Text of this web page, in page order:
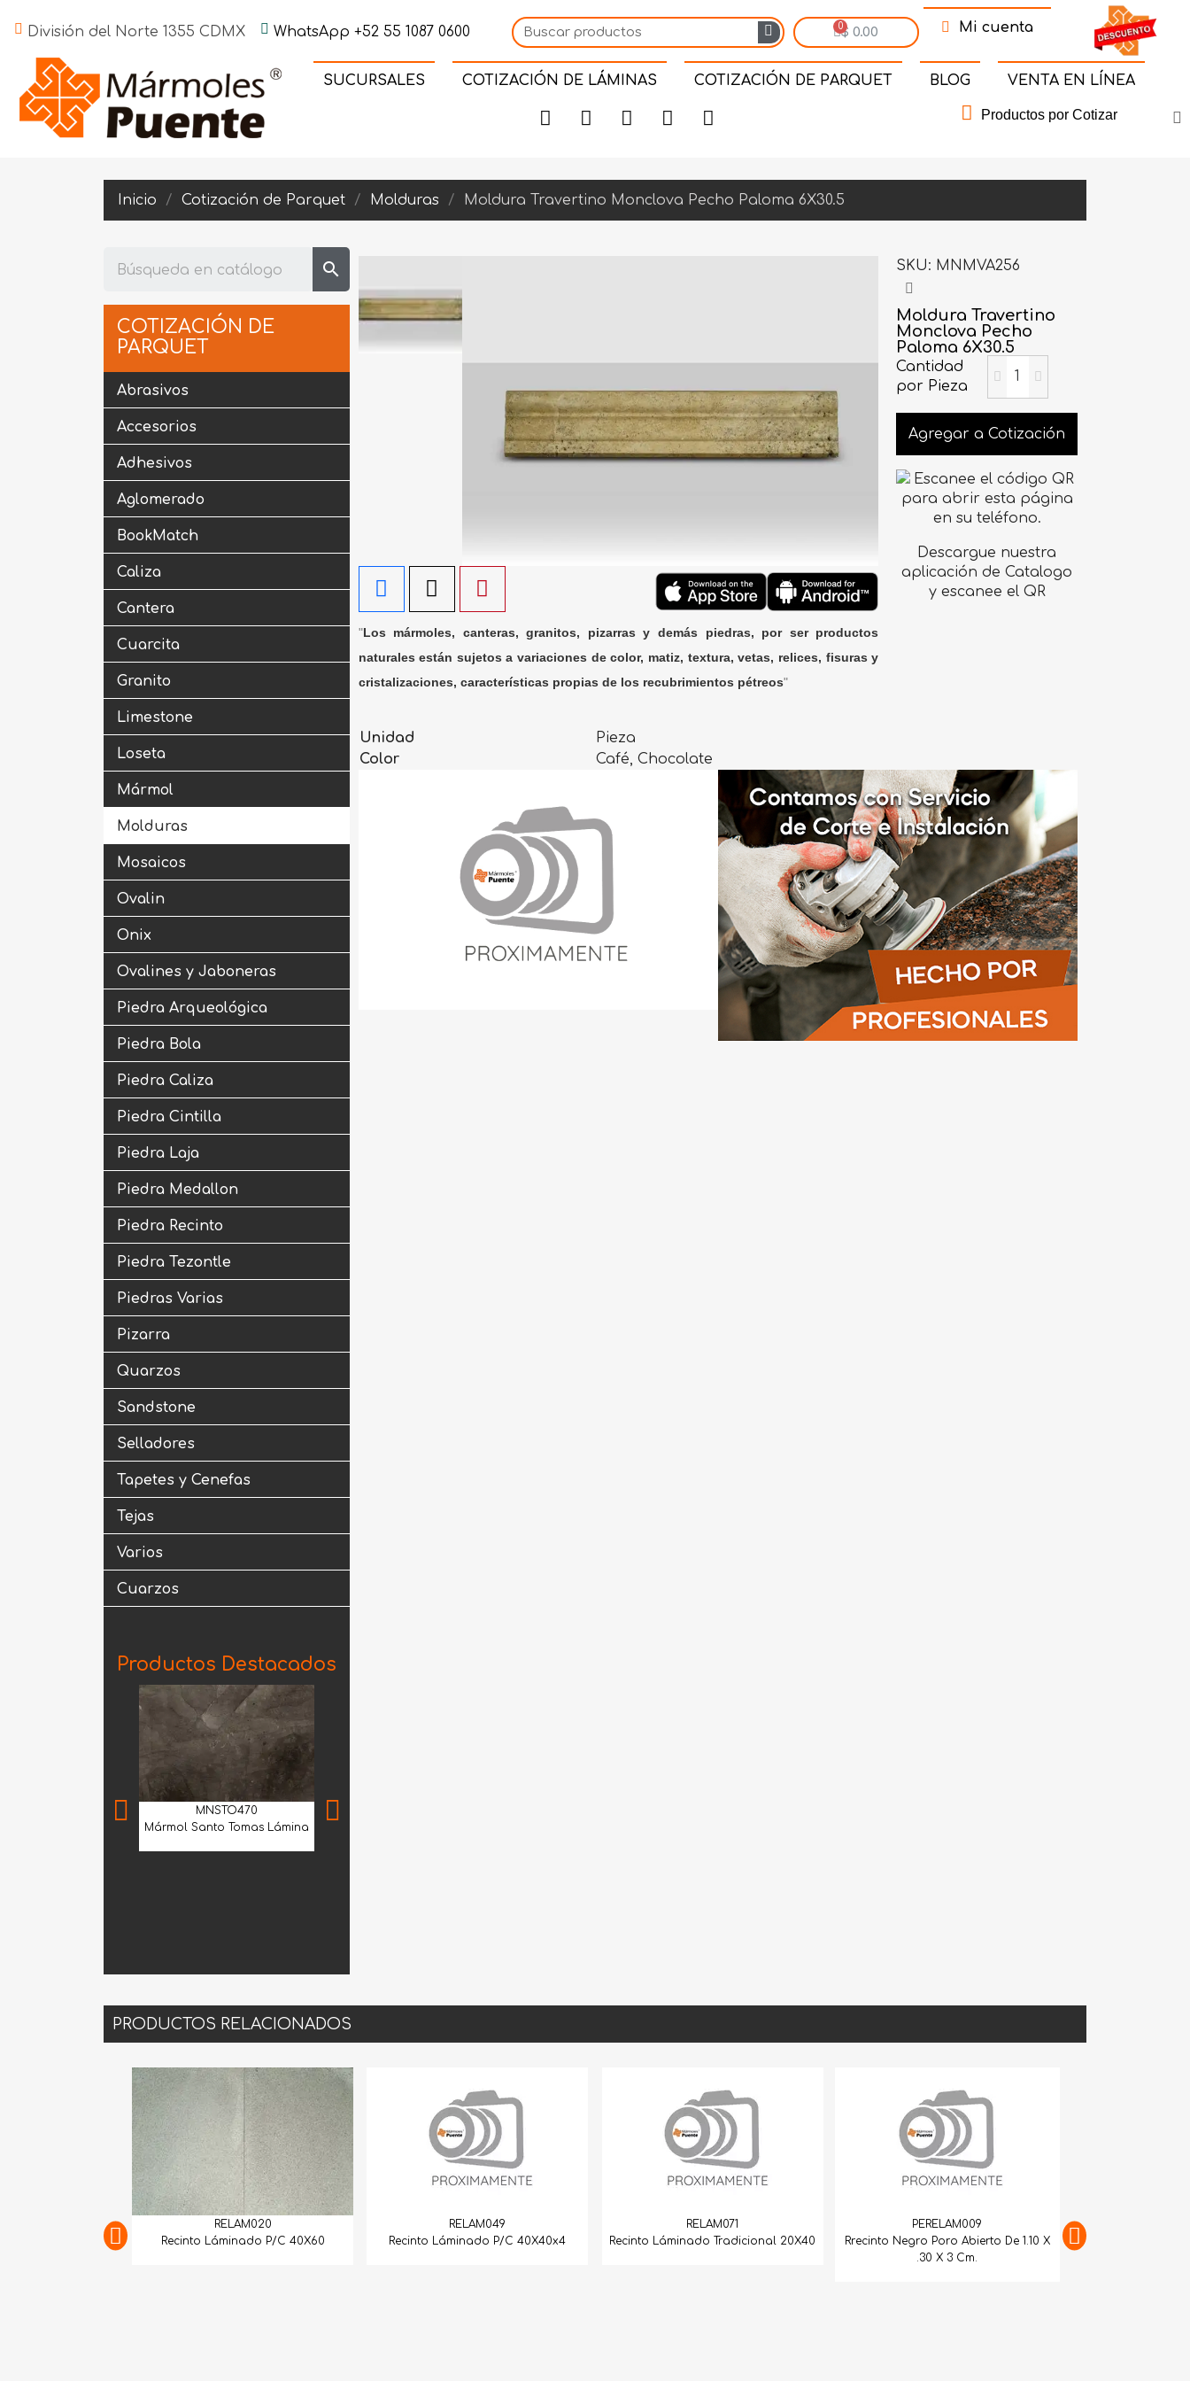
División del Norte 1355 CDMX WhatsApp +52 55 1087 0600 $ 0.00 Mi cuenta
SUCURSALES COTIZACIÓN DE LÁMINAS COTIZACIÓN DE PARQUET BLOG VENTA EN LÍNEA
Productos por Cotizar
Inicio Cotización de Parquet Molduras Moldura Travertino Monclova Pecho Paloma 6X30.5
search
COTIZACIÓN DE
PARQUET
Abrasivos
Accesorios
Adhesivos
Aglomerado
BookMatch
Caliza
Cantera
Cuarcita
Granito
Limestone
Loseta
Mármol
Molduras
Mosaicos
Ovalin
Onix
Ovalines y Jaboneras
Piedra Arqueológica
Piedra Bola
Piedra Caliza
Piedra Cintilla
Piedra Laja
Piedra Medallon
Piedra Recinto
Piedra Tezontle
Piedras Varias
Pizarra
Quarzos
Sandstone
Selladores
Tapetes y Cenefas
Tejas
Varios
Cuarzos
Productos Destacados
MNSTO470
Mármol Santo Tomas Lámina
"Los mármoles, canteras, granitos, pizarras y demás piedras, por ser productos
naturales están sujetos a variaciones de color, matiz, textura, vetas, relices, fisuras y
cristalizaciones, características propias de los recubrimientos pétreos"
SKU MNMVA256
Moldura Travertino
Monclova Pecho
Paloma 6X30.5
Cantidad
por Pieza
Agregar a Cotización
Descargue nuestra
aplicación de Catalogo
y escanee el QR
Unidad
Pieza
Color
Café, Chocolate
PRODUCTOS RELACIONADOS
RELAM020
Recinto Láminado P/C 40X60
Recinto Láminado P/C 40X40x4
Recinto Láminado Tradicional 20X40
Rrecinto Negro Poro Abierto De 1.10 X